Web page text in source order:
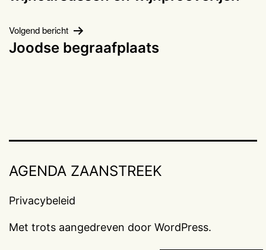
Volgend bericht
Joodse begraafplaats
AGENDA ZAANSTREEK
Privacybeleid
Met trots aangedreven door WordPress.